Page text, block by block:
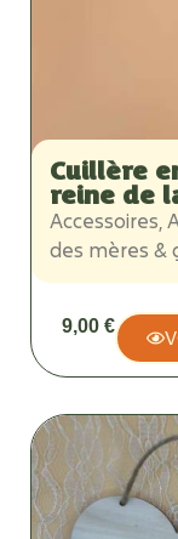
Cuillère
reine de
Accessoires
des mères &
9,00 €